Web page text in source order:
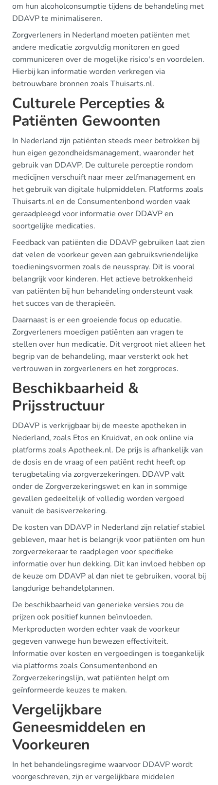
om hun alcoholconsumptie tijdens de behandeling met
DDAVP te minimaliseren.
Zorgverleners in Nederland moeten patiënten met
andere medicatie zorgvuldig monitoren en goed
communiceren over de mogelijke risico's en voordelen.
Hierbij kan informatie worden verkregen via
betrouwbare bronnen zoals Thuisarts.nl.
Culturele Percepties &
Patiënten Gewoonten
In Nederland zijn patiënten steeds meer betrokken bij
hun eigen gezondheidsmanagement, waaronder het
gebruik van DDAVP. De culturele perceptie rondom
medicijnen verschuift naar meer zelfmanagement en
het gebruik van digitale hulpmiddelen. Platforms zoals
Thuisarts.nl en de Consumentenbond worden vaak
geraadpleegd voor informatie over DDAVP en
soortgelijke medicaties.
Feedback van patiënten die DDAVP gebruiken laat zien
dat velen de voorkeur geven aan gebruiksvriendelijke
toedieningsvormen zoals de neusspray. Dit is vooral
belangrijk voor kinderen. Het actieve betrokkenheid
van patiënten bij hun behandeling ondersteunt vaak
het succes van de therapieën.
Daarnaast is er een groeiende focus op educatie.
Zorgverleners moedigen patiënten aan vragen te
stellen over hun medicatie. Dit vergroot niet alleen het
begrip van de behandeling, maar versterkt ook het
vertrouwen in zorgverleners en het zorgproces.
Beschikbaarheid &
Prijsstructuur
DDAVP is verkrijgbaar bij de meeste apotheken in
Nederland, zoals Etos en Kruidvat, en ook online via
platforms zoals Apotheek.nl. De prijs is afhankelijk van
de dosis en de vraag of een patiënt recht heeft op
terugbetaling via zorgverzekeringen. DDAVP valt
onder de Zorgverzekeringswet en kan in sommige
gevallen gedeeltelijk of volledig worden vergoed
vanuit de basisverzekering.
De kosten van DDAVP in Nederland zijn relatief stabiel
gebleven, maar het is belangrijk voor patiënten om hun
zorgverzekeraar te raadplegen voor specifieke
informatie over hun dekking. Dit kan invloed hebben op
de keuze om DDAVP al dan niet te gebruiken, vooral bij
langdurige behandelplannen.
De beschikbaarheid van generieke versies zou de
prijzen ook positief kunnen beïnvloeden.
Merkproducten worden echter vaak de voorkeur
gegeven vanwege hun bewezen effectiviteit.
Informatie over kosten en vergoedingen is toegankelijk
via platforms zoals Consumentenbond en
Zorgverzekeringslijn, wat patiënten helpt om
geïnformeerde keuzes te maken.
Vergelijkbare
Geneesmiddelen en
Voorkeuren
In het behandelingsregime waarvoor DDAVP wordt
voorgeschreven, zijn er vergelijkbare middelen